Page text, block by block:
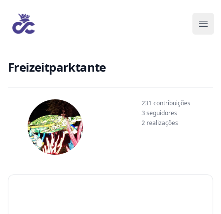
Freizeitparktante
231 contribuições
3 seguidores
2 realizações